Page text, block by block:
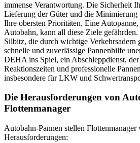
immense Verantwortung. Die Sicherheit
Lieferung der Güter und die Minimierung
Ihre obersten Prioritäten. Eine
Autobahn, kann all diese Ziele
Silbitz, die durch wichtige Verkehrsadern
schnelle und zuverlässige Pannenhilfe
DEHA ins Spiel, ein Abschleppdienst,
Reaktionszeiten und professionelle
insbesondere für LKW und
Die Herausforderungen von
Flottenmanager
Autobahn-Pannen stellen Flottenmanager
Herausforderungen: